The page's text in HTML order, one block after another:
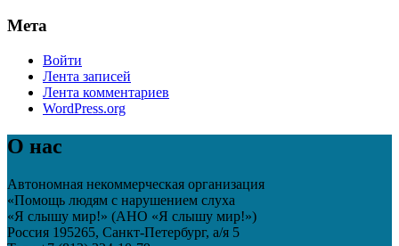
Мета
Войти
Лента записей
Лента комментариев
WordPress.org
О нас
Автономная некоммерческая организация
«Помощь людям с нарушением слуха
«Я слышу мир!» (АНО «Я слышу мир!»)
Россия 195265, Санкт-Петербург, а/я 5